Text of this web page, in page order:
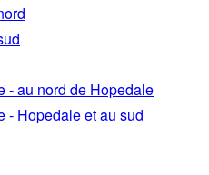
- au nord de Hopedale
- Hopedale et au sud